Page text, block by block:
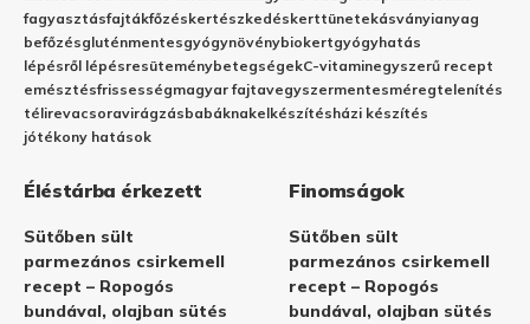
fagyasztásfajtákfőzéskertészkedéskerttünetekásványianyag
befőzésgluténmentesgyógynövénybiokertgyógyhatás
lépésről lépésresüteménybetegségekC-vitaminegyszerű recept
emésztésfrissességmagyar fajtavegyszermentesméregtelenítés
télirevacsoravirágzásbabáknakelkészítésházi készítés
jótékony hatások
Éléstárba érkezett
Sütőben sült
parmezános csirkemell
recept – Ropogós
bundával, olajban sütés
Finomságok
Sütőben sült
parmezános csirkemell
recept – Ropogós
bundával, olajban sütés